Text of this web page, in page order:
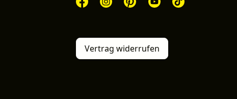
Vertrag widerrufen